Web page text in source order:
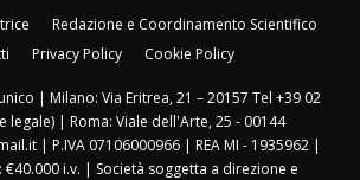
Redazione e Coordinamento Scientifico
Privacy Policy Cookie Policy
| Milano: Via Eritrea, 21 – 20157 Tel +39 02
legale) | Roma: Viale dell'Arte, 25 - 00144
| P.IVA 07106000966 | REA MI - 1935962 |
€40.000 i.v. | Società soggetta a direzione e